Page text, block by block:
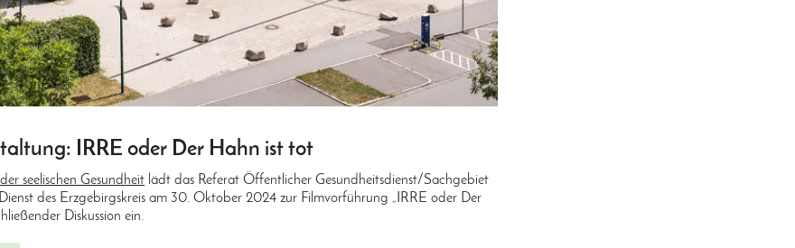
IRRE oder Der Hahn ist tot
seelischen Gesundheit lädt das Referat Öffentlicher Gesundheitsdienst/Sachgebiet
des Erzgebirgskreis am 30. Oktober 2024 zur Filmvorführung „IRRE oder Der
Diskussion ein.